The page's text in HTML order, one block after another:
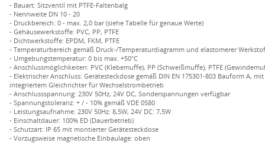
- Bauart: Sitzventil mit PTFE-Faltenbalg
- Nennweite DN 10 - 20
- Druckbereich: 0 - max. 2,0 bar (siehe Tabelle für genaue Werte)
- Gehäusewerkstoffe: PVC, PP, PTFE
- Dichtwerkstoffe: EPDM, FKM, PTFE
- Temperaturbereich gemäß Druck-/Temperaturdiagramm und elastomerer
- Umgebungstemperatur: 0 bis max. +50°C
- Anschlussmöglichkeiten: PVC (Klebemuffe), PP (Schweißmuffe), PTFE
- Elektrischer Anschluss: Gerätesteckdose gemäß DIN EN 175301-803 Bauform A, mit
integriertem Gleichrichter für Wechselstrombetrieb
- Anschlussspannung: 230V 50Hz, 24V DC, Sonderspannungen verfügbar
- Spannungstoleranz: + / - 10% gemäß VDE 0580
- Leistungsaufnahme: 230V 50Hz: 8,5W, 24V DC: 7,5W
- Einschaltdauer: 100% ED (Dauerbetrieb)
- Schutzart: IP 65 mit montierter Gerätesteckdose
- Vorzugsweise magnetische Einbaulage: oben